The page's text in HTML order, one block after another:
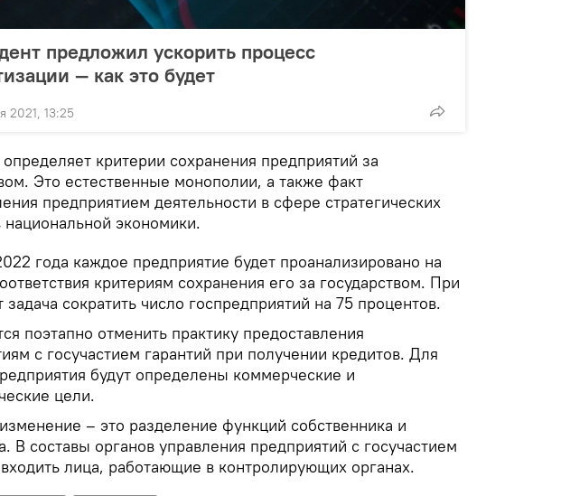
предложил ускорить процесс
— как это будет
2021, 13:25
определяет критерии сохранения предприятий за
Это естественные монополии, а также факт
предприятием деятельности в сфере стратегических
национальной экономики.
года каждое предприятие будет проанализировано на
критериям сохранения его за государством. При
задача сократить число госпредприятий на 75 процентов.
поэтапно отменить практику предоставления
с госучастием гарантий при получении кредитов. Для
будут определены коммерческие и
цели.
– это разделение функций собственника и
В составы органов управления предприятий с госучастием
лица, работающие в контролирующих органах.